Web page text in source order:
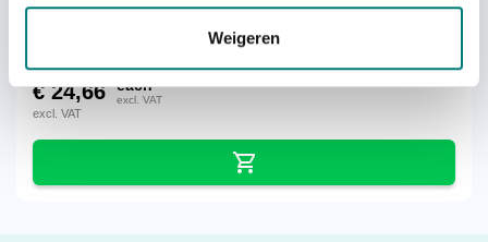
Weigeren
€24,66 each
excl. VAT
excl. VAT